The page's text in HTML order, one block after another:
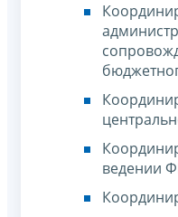
ведении